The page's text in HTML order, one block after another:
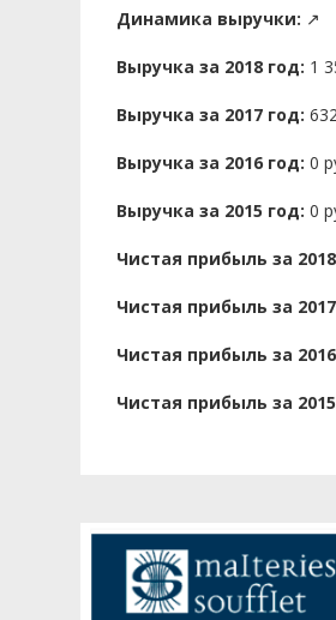
Динамика выручки: ↗
Выручка за 2018 год: 1
Выручка за 2017 год:
Выручка за 2016 год: 0
Выручка за 2015 год: 0
Чистая прибыль за
Чистая прибыль за
Чистая прибыль за
Чистая прибыль за